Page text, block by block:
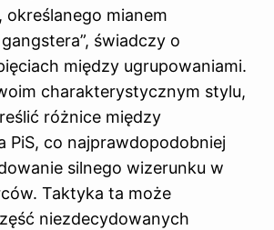
określanego mianem
świadczy o
między ugrupowaniami.
charakterystycznym stylu,
różnice między
PiS, co najprawdopodobniej
silnego wizerunku w
Taktyka ta może
niezdecydowanych